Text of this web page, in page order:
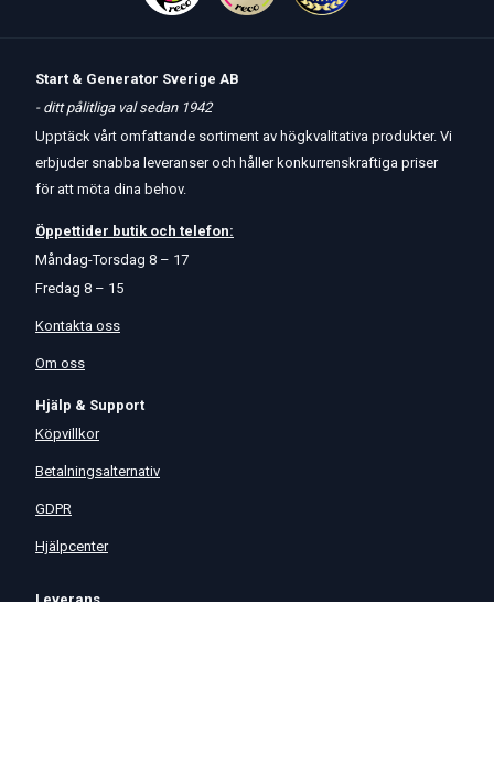
Start & Generator Sverige AB
- ditt pålitliga val sedan 1942
Upptäck vårt omfattande sortiment av högkvalitativa produkter. Vi
erbjuder snabba leveranser och håller konkurrenskraftiga priser
för att möta dina behov.
Öppettider butik och telefon:
Måndag-Torsdag 8 – 17
Fredag 8 – 15
Kontakta oss
Om oss
Hjälp & Support
Köpvillkor
Betalningsalternativ
GDPR
Hjälpcenter
Leverans